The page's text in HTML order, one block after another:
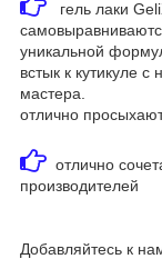
гель лаки
уникальной
встык к кутикуле
мастера.
отлично
отлично
производителей
Добавляйтесь к